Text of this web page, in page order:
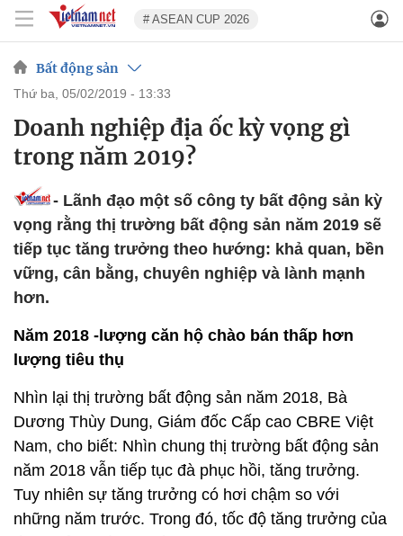
# ASEAN CUP 2026
Bất động sản
thứ ba, 05/02/2019 - 13:33
Doanh nghiệp địa ốc kỳ vọng gì
trong năm 2019?
- Lãnh đạo một số công ty bất động sản kỳ
vọng rằng thị trường bất động sản năm 2019 sẽ
tiếp tục tăng trưởng theo hướng: khả quan, bền
vững, cân bằng, chuyên nghiệp và lành mạnh
hơn.
Năm 2018 -lượng căn hộ chào bán thấp hơn
lượng tiêu thụ
Nhìn lại thị trường bất động sản năm 2018, Bà
Dương Thùy Dung, Giám đốc Cấp cao CBRE Việt
Nam, cho biết: Nhìn chung thị trường bất động sản
năm 2018 vẫn tiếp tục đà phục hồi, tăng trưởng.
Tuy nhiên sự tăng trưởng có hơi chậm so với
những năm trước. Trong đó, tốc độ tăng trưởng của